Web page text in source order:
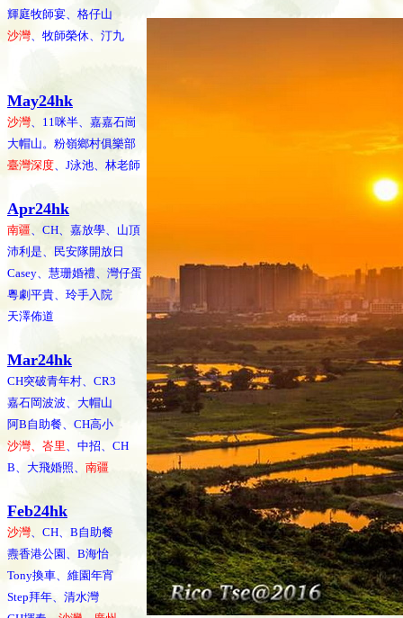
輝庭牧師宴、格仔山
沙灣、牧師榮休、汀九
May24hk
沙灣、11咪半、嘉嘉石崗
大帽山。粉嶺鄉村俱樂部
臺灣深度、J泳池、林老師
Apr24hk
南疆、CH、嘉放學、山頂
沛利是、民安隊開放日
Casey、慧珊婚禮、灣仔蛋
粵劇平貴、玲手入院
天澤佈道
Mar24hk
CH突破青年村、CR3
嘉石岡波波、大帽山
阿B自助餐、CH高小
沙灣、峇里、中招、CH
B、大飛婚照、 南疆
Feb24hk
沙灣、CH、B自助餐
燾香港公園、B海怡
Tony換車、維園年宵
Step拜年、清水灣